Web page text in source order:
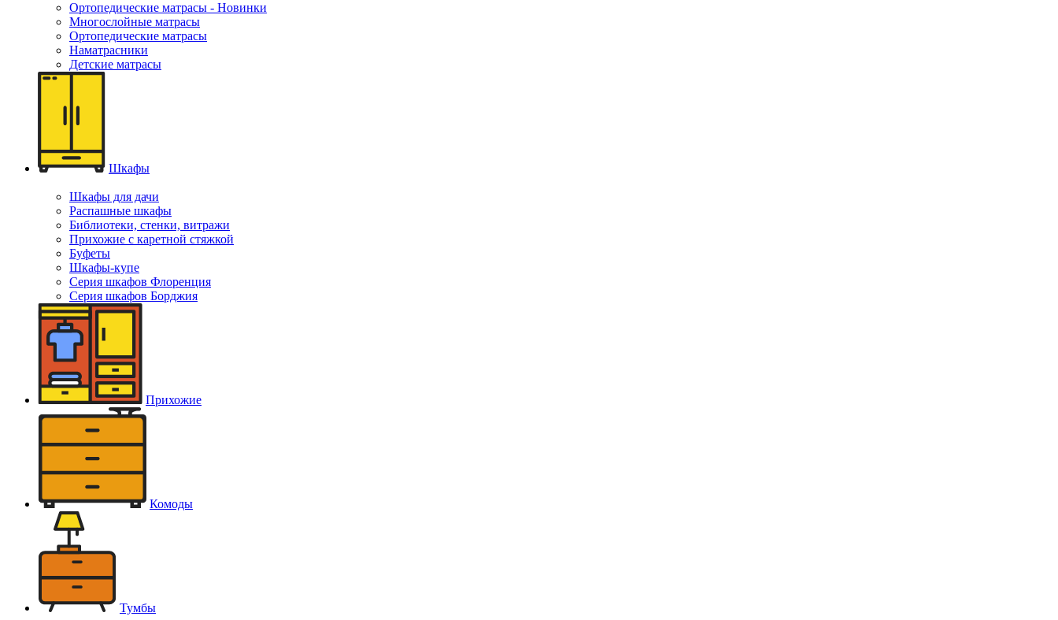
Ортопедические матрасы - Новинки
Многослойные матрасы
Ортопедические матрасы
Наматрасники
Детские матрасы
Шкафы
Шкафы для дачи
Распашные шкафы
Библиотеки, стенки, витражи
Прихожие с каретной стяжкой
Буфеты
Шкафы-купе
Серия шкафов Флоренция
Серия шкафов Борджия
Прихожие
Комоды
Тумбы